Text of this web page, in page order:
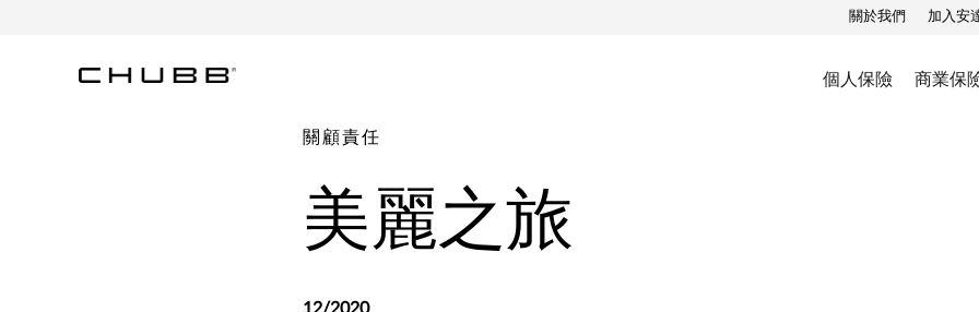
關於我們 加入安
個人保險 商業保
關顧責任
美麗之旅